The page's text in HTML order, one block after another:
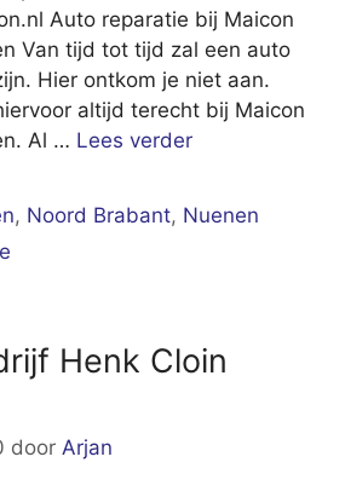
Auto reparatie bij Maicon
Van tijd tot tijd zal een auto
Hier ontkom je niet aan.
altijd terecht bij Maicon
Al … Lees verder
, Noord Brabant, Nuenen
Henk Cloin
door Arjan